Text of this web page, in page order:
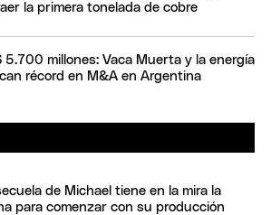
la primera tonelada de cobre
5.700 millones: Vaca Muerta y la energía
récord en M&A en Argentina
de Michael tiene en la mira la
para comenzar con su producción